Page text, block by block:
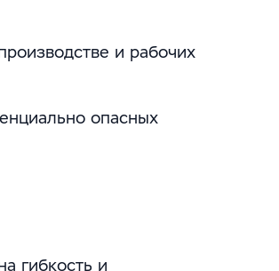
и рабочих
опасных
гибкость и